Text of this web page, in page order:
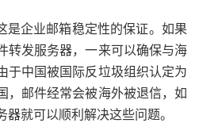
是企业邮箱稳定性的保证。如果
转发服务器，一来可以确保与海
于中国被国际反垃圾组织认定为
，邮件经常会被海外被退信，如
就可以顺利解决这些问题。